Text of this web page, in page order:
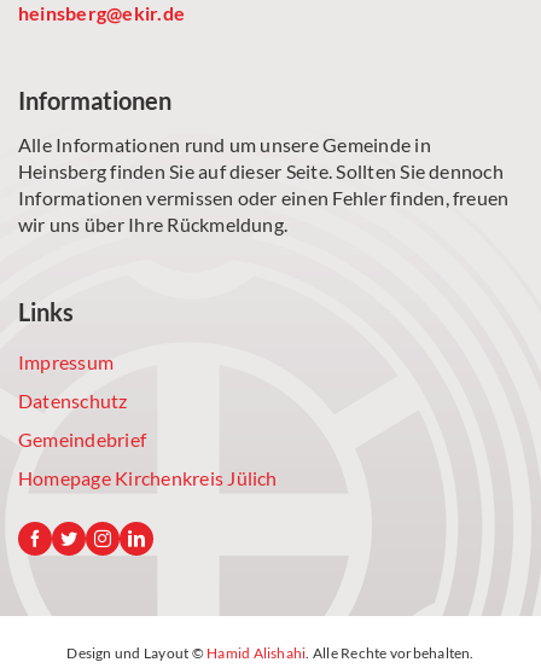
heinsberg@ekir.de
Informationen
Alle Informationen rund um unsere Gemeinde in
Heinsberg finden Sie auf dieser Seite. Sollten Sie dennoch
Informationen vermissen oder einen Fehler finden, freuen
wir uns über Ihre Rückmeldung.
Links
Impressum
Datenschutz
Gemeindebrief
Homepage Kirchenkreis Jülich
Design und Layout © Hamid Alishahi. Alle Rechte vorbehalten.